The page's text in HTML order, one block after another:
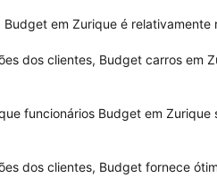
em Zurique é relativamente
dos clientes, Budget carros em
funcionários Budget em Zurique
dos clientes, Budget fornece